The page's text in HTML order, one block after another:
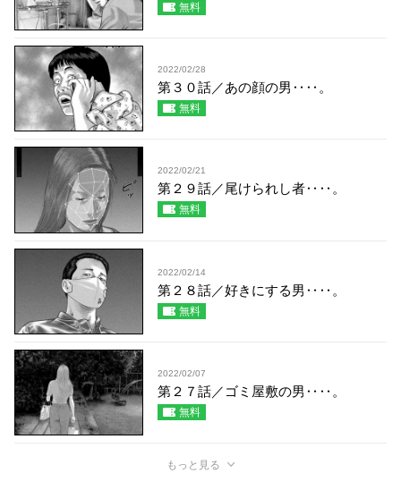
無料
2022/02/28
第３０話／あの顔の男‥‥。
無料
2022/02/21
第２９話／尾けられし者‥‥。
無料
2022/02/14
第２８話／好きにする男‥‥。
無料
2022/02/07
第２７話／ゴミ屋敷の男‥‥。
無料
もっと見る